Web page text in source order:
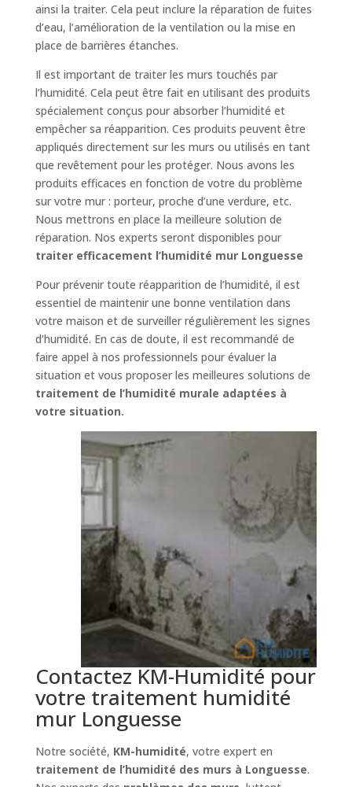
ainsi la traiter. Cela peut inclure la réparation de fuites
d’eau, l’amélioration de la ventilation ou la mise en
place de barrières étanches.
Il est important de traiter les murs touchés par
l’humidité. Cela peut être fait en utilisant des produits
spécialement conçus pour absorber l’humidité et
empêcher sa réapparition. Ces produits peuvent être
appliqués directement sur les murs ou utilisés en tant
que revêtement pour les protéger. Nous avons les
produits efficaces en fonction de votre du problème
sur votre mur : porteur, proche d’une verdure, etc.
Nous mettrons en place la meilleure solution de
réparation. Nos experts seront disponibles pour
traiter efficacement l’humidité mur Longuesse
Pour prévenir toute réapparition de l’humidité, il est
essentiel de maintenir une bonne ventilation dans
votre maison et de surveiller régulièrement les signes
d’humidité. En cas de doute, il est recommandé de
faire appel à nos professionnels pour évaluer la
situation et vous proposer les meilleures solutions de
traitement de l’humidité murale adaptées à
votre situation.
Contactez KM-Humidité pour
votre traitement humidité
mur Longuesse
Notre société, KM-humidité, votre expert en
traitement de l’humidité des murs à Longuesse.